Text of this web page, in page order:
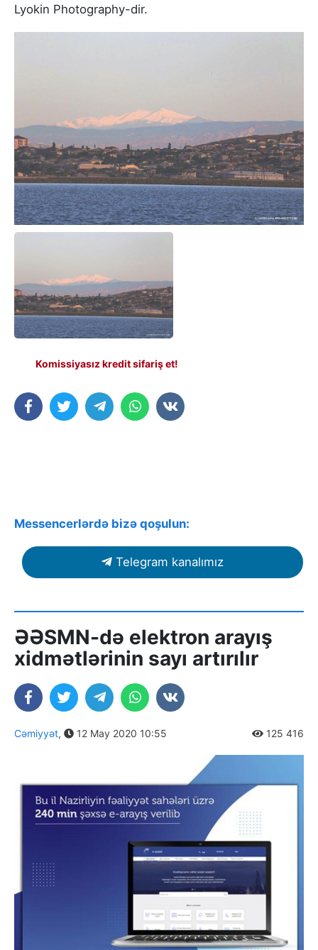
Lyokin Photography-dir.
Komissiyasız kredit sifariş et!
Messencerlərdə bizə qoşulun:
Telegram kanalımız
ƏƏSMN-də elektron arayış
xidmətlərinin sayı artırılır
Cəmiyyət, 12 May 2020 10:55 125 416